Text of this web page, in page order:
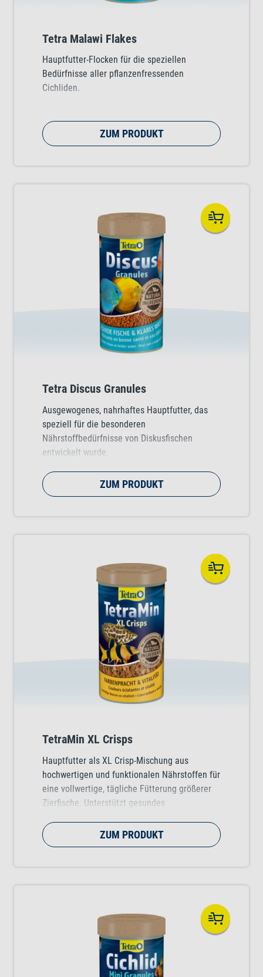
Tetra Malawi Flakes
Hauptfutter-Flocken für die speziellen
Bedürfnisse aller pflanzenfressenden
Cichliden.
ZUM PRODUKT
Tetra Discus Granules
Ausgewogenes, nahrhaftes Hauptfutter, das
speziell für die besonderen
Nährstoffbedürfnisse von Diskusfischen
entwickelt wurde.
ZUM PRODUKT
TetraMin XL Crisps
Hauptfutter als XL Crisp-Mischung aus
hochwertigen und funktionalen Nährstoffen für
eine vollwertige, tägliche Fütterung größerer
Zierfische. Unterstützt gesundes
ZUM PRODUKT